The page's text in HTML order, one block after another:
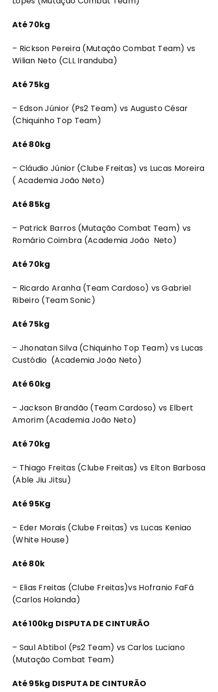
Até 70kg
– Rickson Pereira (Mutação Combat Team) vs
Wilian Neto (CLL Iranduba)
Até 75kg
– Edson Júnior (Ps2 Team) vs Augusto César
(Chiquinho Top Team)
Até 80kg
– Cláudio Júnior (Clube Freitas) vs Lucas Moreira
( Academia João Neto)
Até 85kg
– Patrick Barros (Mutação Combat Team) vs
Romário Coimbra (Academia João Neto)
Até 70kg
– Ricardo Aranha (Team Cardoso) vs Gabriel
Ribeiro (Team Sonic)
Até 75kg
– Jhonatan Silva (Chiquinho Top Team) vs Lucas
Custódio (Academia João Neto)
Até 60kg
– Jackson Brandão (Team Cardoso) vs Elbert
Amorim (Academia João Neto)
Até 70kg
– Thiago Freitas (Clube Freitas) vs Elton Barbosa
(Able Jiu Jitsu)
Até 95Kg
– Eder Morais (Clube Freitas) vs Lucas Keniao
(White House)
Até 80k
– Elias Freitas (Clube Freitas)vs Hofranio FaFá
(Carlos Holanda)
Até 100kg DISPUTA DE CINTURÃO
– Saul Abtibol (Ps2 Team) vs Carlos Luciano
(Mutação Combat Team)
Até 95kg DISPUTA DE CINTURÃO